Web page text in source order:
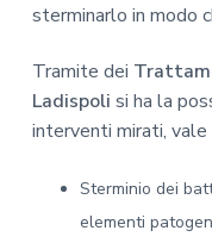
sterminarlo in modo
Tramite dei
Ladispoli si ha la
interventi mirati, vale
Sterminio dei
elementi